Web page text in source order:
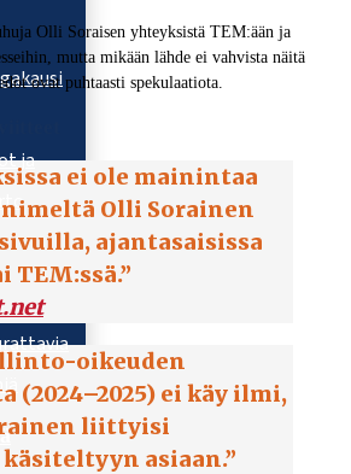
ja
Olli Soraisen yhteyksistä TEM:ään ja
mutta mikään lähde ei vahvista näitä
ovat puhtaasti spekulaatiota.
ei ole mainintaa
Olli Sorainen
ajantasaisissa
TEM:ssä.”
oikeuden
(2024–2025) ei käy ilmi,
liittyisi
asiaan.”